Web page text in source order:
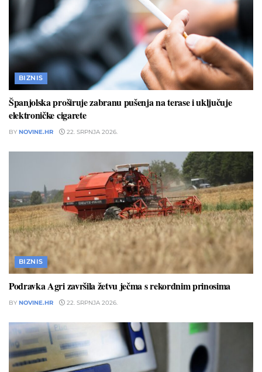
BIZNIS
Španjolska proširuje zabranu pušenja na terase i uključuje
elektroničke cigarete
BY NOVINE.HR 22. SRPNJA 2026.
BIZNIS
Podravka Agri završila žetvu ječma s rekordnim prinosima
BY NOVINE.HR 22. SRPNJA 2026.